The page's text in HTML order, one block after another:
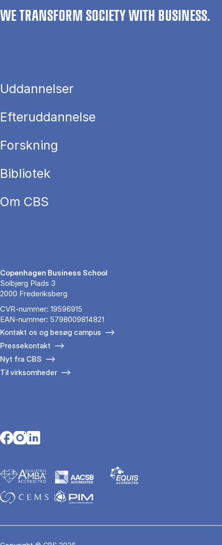
WE TRANSFORM SOCIETY WITH BUSINESS.
Uddannelser
Efteruddannelse
Forskning
Bibliotek
Om CBS
Copenhagen Business School
Solbjerg Plads 3
2000 Frederiksberg
CVR-nummer: 19596915
EAN-nummer: 5798009814821
Kontakt os og besøg campus
Pressekontakt
Nyt fra CBS
Til virksomheder
Opens in a new tab
Opens in a new tab
Opens in a new tab